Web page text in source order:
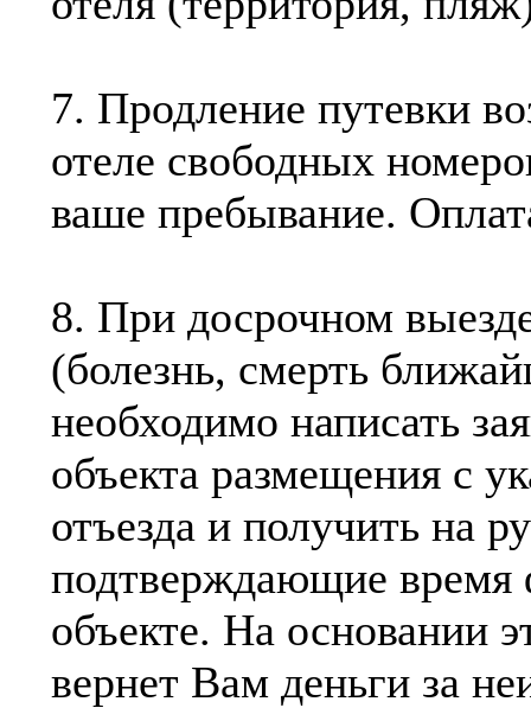
7. Продление путевки
отеле свободных
ваше пребывание.
8. При досрочном
(болезнь, смерть
необходимо написать
объекта размещения с
отъезда и получить на
подтверждающие время
объекте. На основании
вернет Вам деньги за